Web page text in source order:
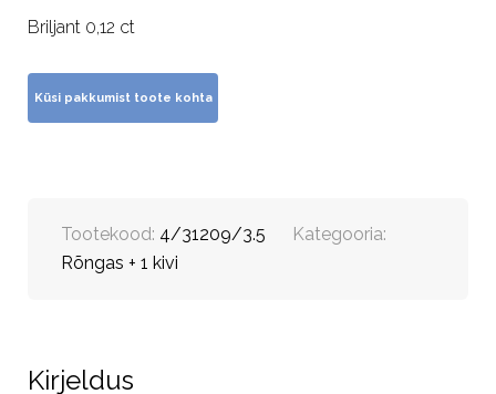
Briljant 0,12 ct
Tootekood: 4/31209/3.5
Kategooria:
Rõngas + 1 kivi
Kirjeldus